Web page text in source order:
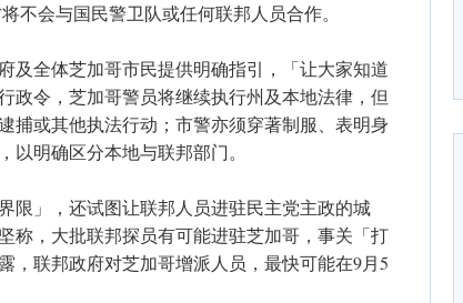
不会与国民警卫队或任何联邦人员合作。
及全体芝加哥市民提供明确指引，「让大家知道
政令，芝加哥警员将继续执行州及本地法律，但
捕或其他执法行动；市警亦须穿著制服、表明身
明确区分本地与联邦部门。
限」，还试图让联邦人员进驻民主党主政的城
称，大批联邦探员有可能进驻芝加哥，事关「打
，联邦政府对芝加哥增派人员，最快可能在9月5